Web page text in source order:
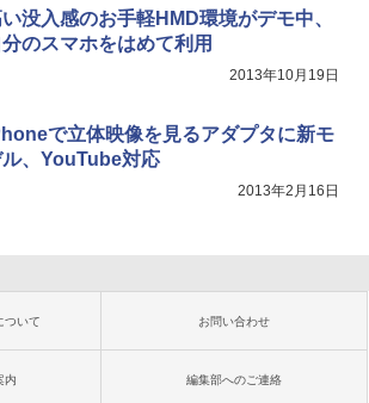
没入感のお手軽HMD環境がデモ中、
分のスマホをはめて利用
2013年10月19日
で立体映像を見るアダプタに新モ
ル、YouTube対応
2013年2月16日
ついて お問い合わせ
内 編集部へのご連絡